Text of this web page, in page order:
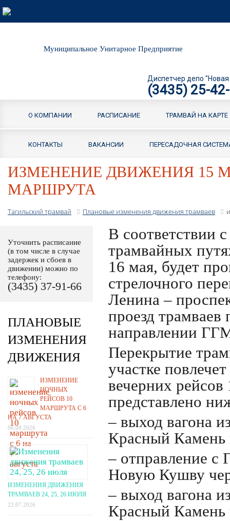
Муниципальное Унитарное Предприятие
Диспетчер депо
(3435) 25-
О КОМПАНИИ РАСПИСАНИЕ ТРАМВАЙ НА КАРТЕ
КОНТАКТЫ ВАКАНСИИ ПЕРЕСАДОЧНАЯ
ИЗМЕНЕНИЕ ДВИЖЕНИЯ 15
МАРШРУТА
Тагильский трамвай Плановые изменения движения трамваев
В соответствии
трамвайных
16 мая, будет
стрелочного
Ленина –
проезд трамваев
направлении
Перекрытие
участке
вечерних
представлено
– выход вагона
Красный
– отправление с
Новую Кушву
– выход вагона
Красный
Уточнить расписание
(в том числе в случае
задержек и сбоев в
движении) можно по
телефону:
(3435) 37-91-66
ПЛАНОВЫЕ
ИЗМЕНЕНИЯ
ДВИЖЕНИЯ
ИЗМЕНЕНИЕ
НОЧНЫХ
РЕЙСОВ 10
МАРШРУТА С 6
НА 7 АВГУСТА
06.08.2026
ИЗМЕНЕНИЯ ДВИЖЕНИЯ
ТРАМВАЕВ 24, 25, 26 ИЮЛЯ
22.07.2026